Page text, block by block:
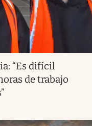
“Es difícil
de trabajo